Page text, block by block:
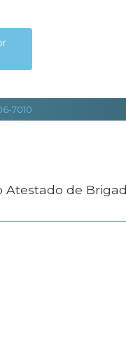
7010
Atestado de